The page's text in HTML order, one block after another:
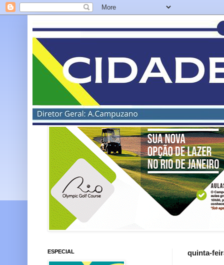
quinta-
ESPECIAL